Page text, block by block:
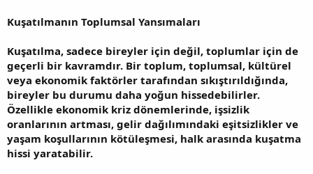
Kuşatılmanın Toplumsal Yansımaları
Kuşatılma, sadece bireyler için değil, toplumlar için de
geçerli bir kavramdır. Bir toplum, toplumsal, kültürel
veya ekonomik faktörler tarafından sıkıştırıldığında,
bireyler bu durumu daha yoğun hissedebilirler.
Özellikle ekonomik kriz dönemlerinde, işsizlik
oranlarının artması, gelir dağılımındaki eşitsizlikler ve
yaşam koşullarının kötüleşmesi, halk arasında kuşatma
hissi yaratabilir.